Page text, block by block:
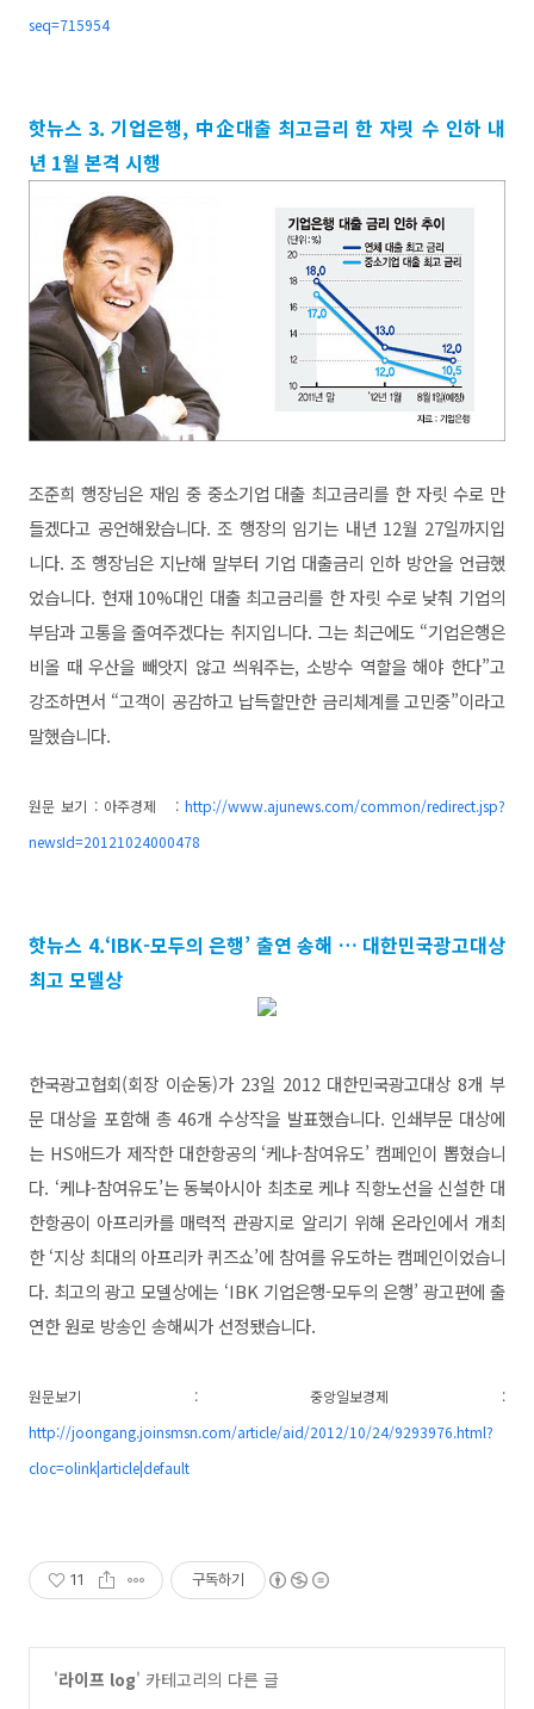
seq=715954
핫뉴스 3. 기업은행, 中企대출 최고금리 한 자릿 수 인하 내
년 1월 본격 시행
조준희 행장님은 재임 중 중소기업 대출 최고금리를 한 자릿 수로 만
들겠다고 공언해왔습니다. 조 행장의 임기는 내년 12월 27일까지입
니다. 조 행장님은 지난해 말부터 기업 대출금리 인하 방안을 언급했
었습니다. 현재 10%대인 대출 최고금리를 한 자릿 수로 낮춰 기업의
부담과 고통을 줄여주겠다는 취지입니다. 그는 최근에도 “기업은행은
비올 때 우산을 빼앗지 않고 씌워주는, 소방수 역할을 해야 한다”고
강조하면서 “고객이 공감하고 납득할만한 금리체계를 고민중”이라고
말했습니다.
원문 보기 : 아주경제 : http://www.ajunews.com/common/redirect.jsp?
newsId=20121024000478
핫뉴스 4.‘IBK-모두의 은행’ 출연 송해 … 대한민국광고대상
최고 모델상
한국광고협회(회장 이순동)가 23일 2012 대한민국광고대상 8개 부
문 대상을 포함해 총 46개 수상작을 발표했습니다. 인쇄부문 대상에
는 HS애드가 제작한 대한항공의 ‘케냐-참여유도’ 캠페인이 뽑혔습니
다. ‘케냐-참여유도’는 동북아시아 최초로 케냐 직항노선을 신설한 대
한항공이 아프리카를 매력적 관광지로 알리기 위해 온라인에서 개최
한 ‘지상 최대의 아프리카 퀴즈쇼’에 참여를 유도하는 캠페인이었습니
다. 최고의 광고 모델상에는 ‘IBK 기업은행-모두의 은행’ 광고편에 출
연한 원로 방송인 송해씨가 선정됐습니다.
원문보기 : 중앙일보경제 :
http://joongang.joinsmsn.com/article/aid/2012/10/24/9293976.html?
cloc=olink|article|default
11 구독하기
'라이프 log' 카테고리의 다른 글